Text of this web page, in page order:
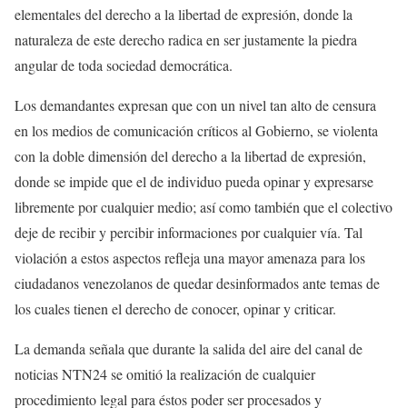
elementales del derecho a la libertad de expresión, donde la
naturaleza de este derecho radica en ser justamente la piedra
angular de toda sociedad democrática.
Los demandantes expresan que con un nivel tan alto de censura
en los medios de comunicación críticos al Gobierno, se violenta
con la doble dimensión del derecho a la libertad de expresión,
donde se impide que el de individuo pueda opinar y expresarse
libremente por cualquier medio; así como también que el colectivo
deje de recibir y percibir informaciones por cualquier vía. Tal
violación a estos aspectos refleja una mayor amenaza para los
ciudadanos venezolanos de quedar desinformados ante temas de
los cuales tienen el derecho de conocer, opinar y criticar.
La demanda señala que durante la salida del aire del canal de
noticias NTN24 se omitió la realización de cualquier
procedimiento legal para éstos poder ser procesados y